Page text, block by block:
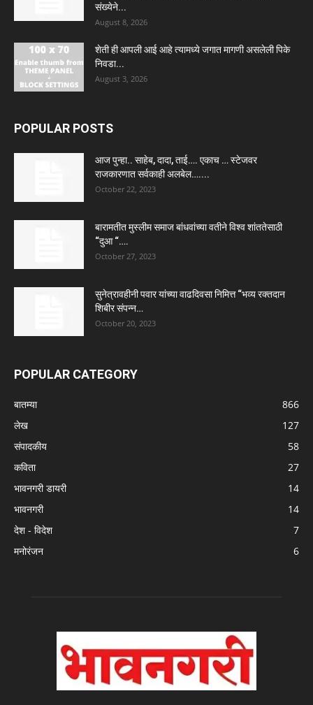
संख्येने...
August 8, 2026
शेती ही आपली आई आहे त्यामध्ये जगात मागणी असलेली पिके
निवडा...
August 3, 2026
POPULAR POSTS
आज पुन्हा.. साहेब, दादा, ताई…. एकाच … स्टेजवर
राजकारणात सर्वकाही अलबेल…....
October 22, 2023
बारामतीत मुस्लीम समाज बांधवांच्या वतीने विश्व शांततेसाठी
“दुआ “….
October 27, 2023
सुनेत्रावहीनी पवार यांच्या वाढदिवसा निमित्त “भव्य रक्तदान
शिबीर संपन्न…
October 20, 2023
POPULAR CATEGORY
बातम्या
866
लेख
127
संपादकीय
58
कविता
27
भावनगरी डायरी
14
भावनगरी
14
देश - विदेश
7
मनोरंजन
6